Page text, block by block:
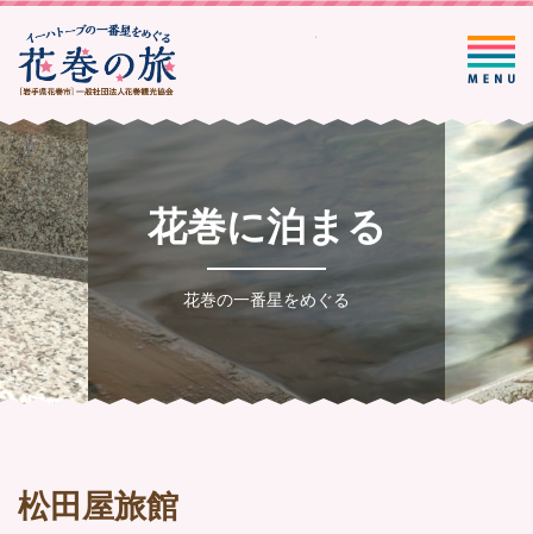
一般社団法人花巻観光協
花巻に泊まる
花巻の一番星をめぐる
松田屋旅館